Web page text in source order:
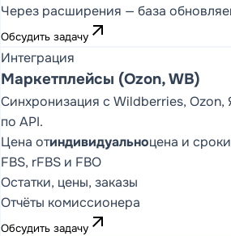
1С:ERP Статьи (16)
1С:КА
1С:УТ Статьи (13)
1С:УНФ
1С:БухгалтерияСтатьи (22)
1С:Розница Статьи (13)
Через расширения — база
Обсудить задачу arrow_outward
Интеграция
Маркетплейсы (Ozon, WB)
Синхронизация с Wildberries, Ozon,
по API.
Цена отиндивидуальноцена и
FBS, rFBS и FBO
Остатки, цены, заказы
Отчёты комиссионера
Обсудить задачу arrow_outward